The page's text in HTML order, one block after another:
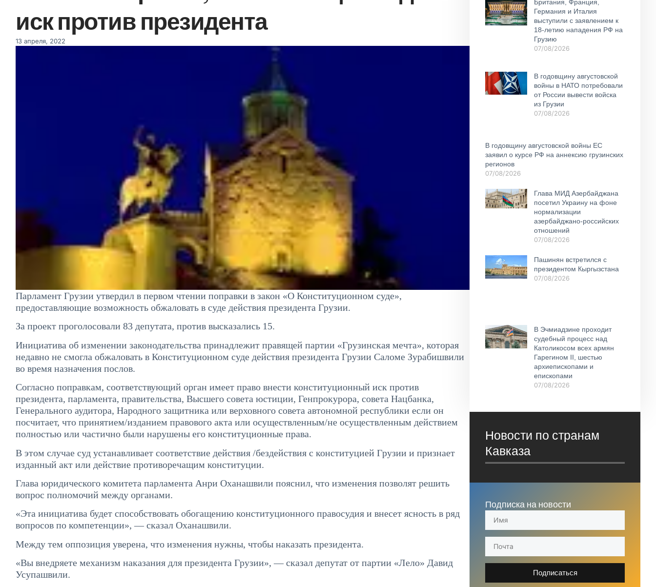
иск против президента
13 апреля, 2022
Парламент Грузии утвердил в первом чтении поправки в закон «О Конституционном суде»,
предоставляющие возможность обжаловать в суде действия президента Грузии.
За проект проголосовали 83 депутата, против высказались 15.
Инициатива об изменении законодательства принадлежит правящей партии «Грузинская мечта», которая
недавно не смогла обжаловать в Конституционном суде действия президента Грузии Саломе Зурабишвили
во время назначения послов.
Согласно поправкам, соответствующий орган имеет право внести конституционный иск против
президента, парламента, правительства, Высшего совета юстиции, Генпрокурора, совета Нацбанка,
Генерального аудитора, Народного защитника или верховного совета автономной республики если он
посчитает, что принятием/изданием правового акта или осуществленным/не осуществленным действием
полностью или частично были нарушены его конституционные права.
В этом случае суд устанавливает соответствие действия /бездействия с конституцией Грузии и признает
изданный акт или действие противоречащим конституции.
Глава юридического комитета парламента Анри Оханашвили пояснил, что изменения позволят решить
вопрос полномочий между органами.
«Эта инициатива будет способствовать обогащению конституционного правосудия и внесет ясность в ряд
вопросов по компетенции», — сказал Оханашвили.
Между тем оппозиция уверена, что изменения нужны, чтобы наказать президента.
«Вы внедряете механизм наказания для президента Грузии», — сказал депутат от партии «Лело» Давид
Усупашвили.
Британия, Франция,
Германия и Италия
выступили с заявлением к
18-летию нападения РФ на
Грузию
07/08/2026
В годовщину августовской
войны в НАТО потребовали
от России вывести войска
из Грузии
07/08/2026
В годовщину августовской войны ЕС
заявил о курсе РФ на аннексию грузинских
регионов
07/08/2026
Глава МИД Азербайджана
посетил Украину на фоне
нормализации
азербайджано-российских
отношений
07/08/2026
Пашинян встретился с
президентом Кыргызстана
07/08/2026
В Эчмиадзине проходит
судебный процесс над
Католикосом всех армян
Гарегином II, шестью
архиепископами и
епископами
07/08/2026
Новости по странам
Кавказа
Подписка на новости
Подписаться